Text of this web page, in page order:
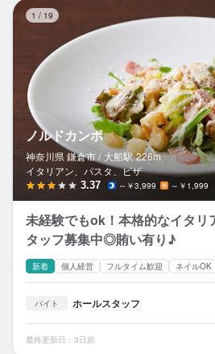
1 / 19
ノルドカンポ
神奈川県 鎌倉市 / 大船駅 226m
イタリアン、パスタ、ピザ
3.37 ～￥3,999 ～￥1,999
未経験でもok！本格的なイタリ
タッフ募集中◎賄い有り♪
新着 個人経営 フルタイム歓迎 ネイルOK
バイト ホールスタッフ
最終更新日：3日前